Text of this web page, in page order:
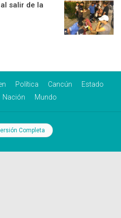
salir de la
Política Cancún
Estado
Nación Mundo
Completa